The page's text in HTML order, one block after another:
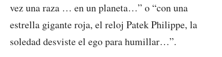
vez una raza … en un planeta…” o “con una
estrella gigante roja, el reloj Patek Philippe, la
soledad desviste el ego para humillar…”.